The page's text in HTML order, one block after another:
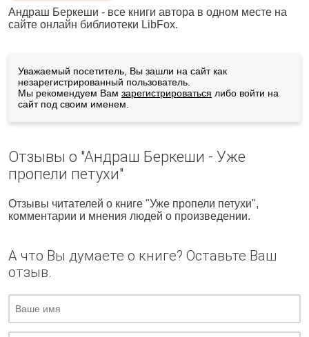
Андраш Беркеши - все книги автора в одном месте на
сайте онлайн библиотеки LibFox.
Уважаемый посетитель, Вы зашли на сайт как
незарегистрированный пользователь.
Мы рекомендуем Вам зарегистрироваться либо войти на
сайт под своим именем.
Отзывы о "Андраш Беркеши - Уже
пропели петухи"
Отзывы читателей о книге "Уже пропели петухи",
комментарии и мнения людей о произведении.
А что Вы думаете о книге? Оставьте Ваш
отзыв.